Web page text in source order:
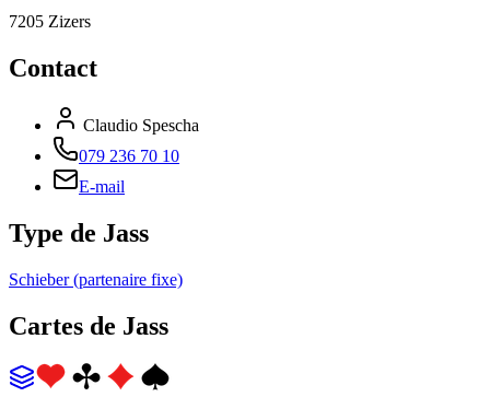
7205 Zizers
Contact
Claudio Spescha
079 236 70 10
E-mail
Type de Jass
Schieber (partenaire fixe)
Cartes de Jass